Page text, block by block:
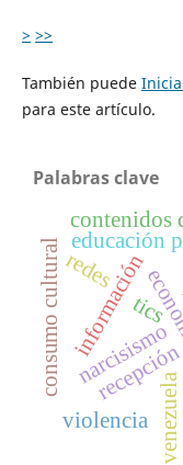
> >>
También puede
para este artículo.
Palabras clave
educación
información
contenidos
consumo cultural recepción
venezuela
violencia
narcisismo
redes
tics